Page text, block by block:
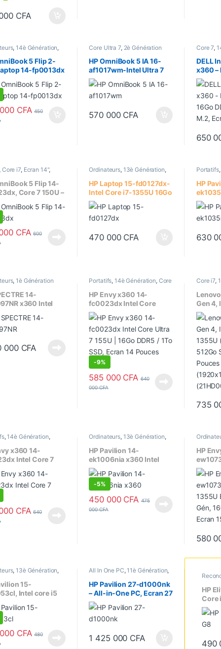
CFA
,14è Génération,
,Ecran tactile,
,Processeur Intel
5 Flip 2-
14-fp0013dx
Core 5 120U 8Go /
SSD, Ecran 14
2K (1920 ×
CFA 450
Core Ultra 7, 2è Génération
Ordinateurs,Portatifs,
Processeur Intel
HP OmniBook 5 IA 16-
af1017wm-Intel Ultra 7
255U (2è Gén. Ultra)
16Go LPDDR5x / 512Go
SSD – Ecran Tactile 16
1200) – Rétro-Éclairé
570 000 CFA
Core 7,
DELL
x360 –
| 16Go
M.2,
650
, Core i7, Ecran 14",
,Processeur Intel
5 Flip 14-
Core 7 150U –
/ 512Go SSD
14 pouces Tactile
CFA 600
Ordinateurs, 13è Génération,
tactile,Portatifs, Processeur
Intel
HP Laptop 15-fd0127dx-
Intel Core i7-1355U 16Go
DDR4 SDRAM / 512Go
SSD NvME, Ecran 15.6
Pouces, Tactile
470 000 CFA
Portatifs
14",
HP
Core
1To
1080),
630
,1è Génération
7,Ecran 14"
Portatifs ,Processeur
14-
x360 Intel
7 16Go
/ 1To PCIe
Ecran 3K 14
000 CFA
Portatifs, 14è Génération, Core
Ecran tactile,Ordinateurs
Processeur Intel
HP Envy x360 14-
fc0023dx Intel Core
Ultra 7 155U | 16Go DDR5
/ 1To SSD, Ecran 14
Pouces Tactile
-9%
585 000 CFA 640
000CFA
Core i7,
Portatifs,
Gen 4,
1355U
/
735
,14è Génération,
, Ecran tactile
,Processeur Intel
x360 14-
Intel Core 7
Génération)
SSD, Ecran
Tactile, Retro
Emprunte
CFA 640
Ordinateurs, 13è Génération,
14",Ecran tactile,
Processeur Intel
HP Pavilion 14-
ek1006nia x360 Intel
Core i5-1335U (13è
Génération) 8Go / 512
Go SSD, Ecran 14 Pouces
FHD (1920 x 1080),
Tactile
-5%
450 000 CFA 475
000CFA
15.6",
HP
1355U
Gén,
Ecran
580
,13è Génération,
Portatifs,Processeur
15-
Intel core i5
SSD, Ecran
Tactile
CFA 480
All In One PC,11è Génération,
Ecran tactile,Memoire
Graphique dédié, Ordinateurs,
Processeur Intel
HP Pavilion 27-d1000nk
– All-in-One PC, Ecran 27
Pouces Intel core i7, 11è
Gen, 16Go/1To HDD +
128Go SSD
1 425 000 CFA
Ecran
HP
Core
(11è
Go
SSD,
490
à 2 560 000 CFA